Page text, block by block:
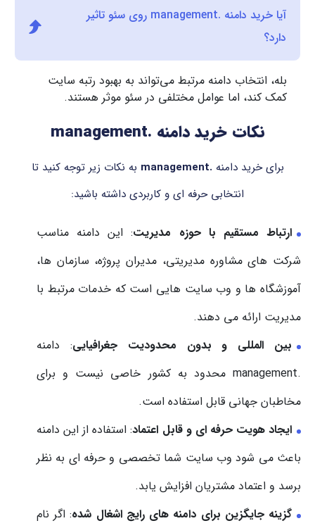
آیا خرید دامنه .management روی سئو تاثیر
دارد؟
بله، انتخاب دامنه مرتبط می‌تواند به بهبود رتبه سایت
کمک کند، اما عوامل مختلفی در سئو موثر هستند.
نکات خرید دامنه .management
برای خرید دامنه .management
به نکات زیر توجه کنید تا
انتخابی حرفه ای و کاربردی داشته باشید:
ارتباط مستقیم با حوزه مدیریت: این دامنه مناسب
شرکت های مشاوره مدیریتی، مدیران پروژه، سازمان ها،
آموزشگاه ها و وب سایت هایی است که خدمات مرتبط با
مدیریت ارائه می دهند.
بین المللی و بدون محدودیت جغرافیایی: دامنه
.management محدود به کشور خاصی نیست و برای
مخاطبان جهانی قابل استفاده است.
ایجاد هویت حرفه ای و قابل اعتماد: استفاده از این دامنه
باعث می شود وب سایت شما تخصصی و حرفه ای به نظر
برسد و اعتماد مشتریان افزایش یابد.
گزینه جایگزین برای دامنه های رایج اشغال شده: اگر نام